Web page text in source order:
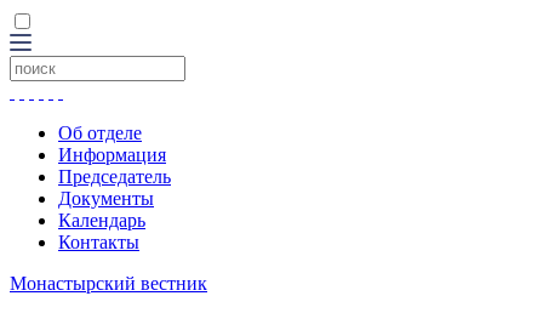
Об отделе
Информация
Председатель
Документы
Календарь
Контакты
Монастырский вестник